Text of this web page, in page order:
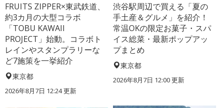
FRUITS ZIPPER×東武鉄道、
約3カ月の大型コラボ
「TOBU KAWAII
PROJECT」始動。コラボト
レインやスタンプラリーな
ど7施策を一挙紹介
東京都
2026年8月7日 12:24更新
渋谷駅周辺で買える「夏の
手土産＆グルメ」を紹介！
常温OKの限定お菓子・スパ
イス総菜・最新ポップアッ
プまとめ
東京都
2026年8月7日 12:00更新